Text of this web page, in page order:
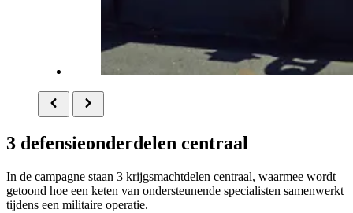
3 defensieonderdelen centraal
In de campagne staan 3 krijgsmachtdelen centraal, waarmee wordt
getoond hoe een keten van ondersteunende specialisten samenwerkt
tijdens een militaire operatie.